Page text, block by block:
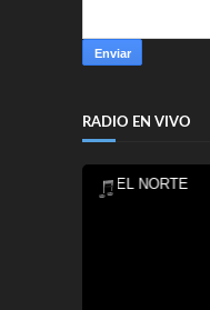
RADIO EN VIVO